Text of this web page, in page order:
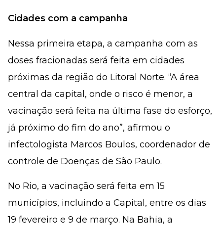
Cidades com a campanha
Nessa primeira etapa, a campanha com as
doses fracionadas será feita em cidades
próximas da região do Litoral Norte. “A área
central da capital, onde o risco é menor, a
vacinação será feita na última fase do esforço,
já próximo do fim do ano”, afirmou o
infectologista Marcos Boulos, coordenador de
controle de Doenças de São Paulo.
No Rio, a vacinação será feita em 15
municípios, incluindo a Capital, entre os dias
19 fevereiro e 9 de março. Na Bahia, a